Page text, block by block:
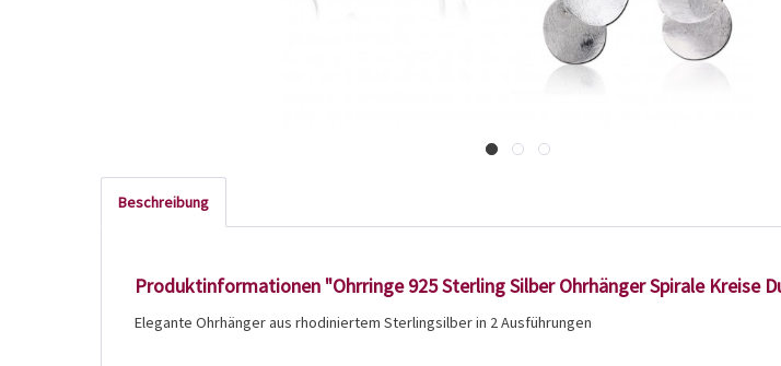
Beschreibung
Produktinformationen "Ohrringe 925 Sterling Silber Ohrhänger Spirale Kreise
Elegante Ohrhänger aus rhodiniertem Sterlingsilber in 2 Ausführungen